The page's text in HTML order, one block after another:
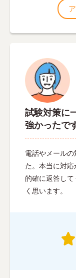
試験対策に
強かったで
電話やメール
た。本当に対
的確に返答し
く思います。